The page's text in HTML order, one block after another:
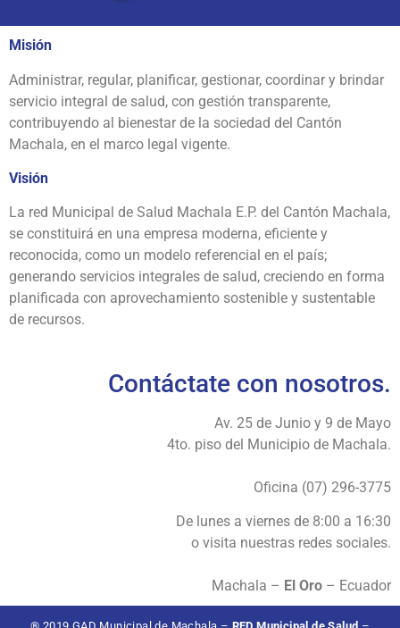
Misión
Administrar, regular, planificar, gestionar, coordinar y brindar
servicio integral de salud, con gestión transparente,
contribuyendo al bienestar de la sociedad del Cantón
Machala, en el marco legal vigente.
Visión
La red Municipal de Salud Machala E.P. del Cantón Machala,
se constituirá en una empresa moderna, eficiente y
reconocida, como un modelo referencial en el país;
generando servicios integrales de salud, creciendo en forma
planificada con aprovechamiento sostenible y sustentable
de recursos.
Contáctate con nosotros.
Av. 25 de Junio y 9 de Mayo
4to. piso del Municipio de Machala.
Oficina (07) 296-3775
De lunes a viernes de 8:00 a 16:30
o visita nuestras redes sociales.
Machala – El Oro – Ecuador